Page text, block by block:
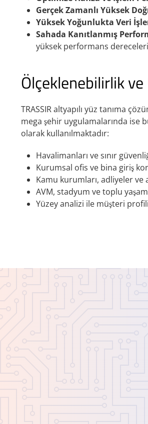
Gerçek Zamanlı Yüksek
Yüksek Yoğunlukta Veri
Sahada Kanıtlanmış
yüksek performans
Ölçeklenebilirlik
TRASSIR altyapılı yüz tanıma
mega şehir uygulamalarında ise
olarak kullanılmaktadır:
Havalimanları ve sınır
Kurumsal ofis ve bina giriş
Kamu kurumları, adliyeler ve
AVM, stadyum ve toplu
Yüzey analizi ile müşteri